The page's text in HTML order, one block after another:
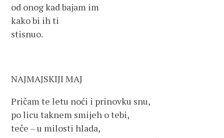
od onog kad bajam im
kako bi ih ti
stisnuo.
NAJMAJSKIJI MAJ
Pričam te letu noći i prinovku snu,
po licu taknem smijeh o tebi,
teče – u milosti hlada,